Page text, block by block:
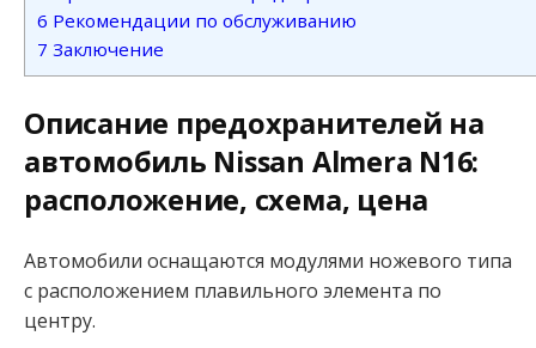
6 Рекомендации по обслуживанию
7 Заключение
Описание предохранителей на
автомобиль Nissan Almera N16:
расположение, схема, цена
Автомобили оснащаются модулями ножевого типа
с расположением плавильного элемента по
центру.